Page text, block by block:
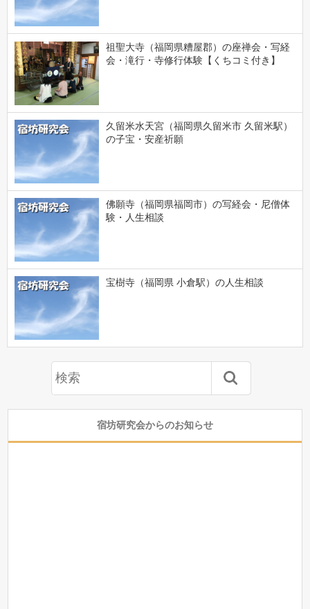
祖聖大寺（福岡県糟屋郡）の座禅会・写経
会・滝行・寺修行体験【くちコミ付き】
久留米水天宮（福岡県久留米市 久留米駅）
の子宝・安産祈願
佛願寺（福岡県福岡市）の写経会・尼僧体
験・人生相談
宝樹寺（福岡県 小倉駅）の人生相談
宿坊研究会からのお知らせ